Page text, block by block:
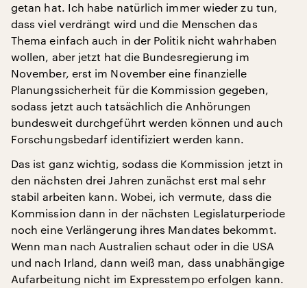
getan hat. Ich habe natürlich immer wieder zu tun,
dass viel verdrängt wird und die Menschen das
Thema einfach auch in der Politik nicht wahrhaben
wollen, aber jetzt hat die Bundesregierung im
November, erst im November eine finanzielle
Planungssicherheit für die Kommission gegeben,
sodass jetzt auch tatsächlich die Anhörungen
bundesweit durchgeführt werden können und auch
Forschungsbedarf identifiziert werden kann.
Das ist ganz wichtig, sodass die Kommission jetzt in
den nächsten drei Jahren zunächst erst mal sehr
stabil arbeiten kann. Wobei, ich vermute, dass die
Kommission dann in der nächsten Legislaturperiode
noch eine Verlängerung ihres Mandates bekommt.
Wenn man nach Australien schaut oder in die USA
und nach Irland, dann weiß man, dass unabhängige
Aufarbeitung nicht im Expresstempo erfolgen kann.